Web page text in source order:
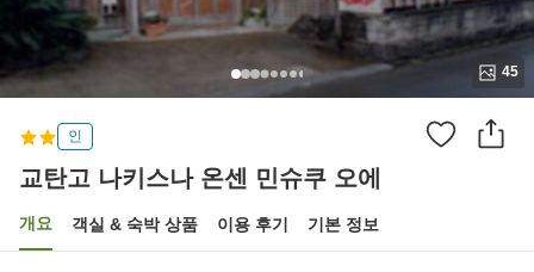
45
인
교탄고 나키스나 온센 민슈쿠 오에
개요 객실 & 숙박 상품 이용 후기 기본 정보